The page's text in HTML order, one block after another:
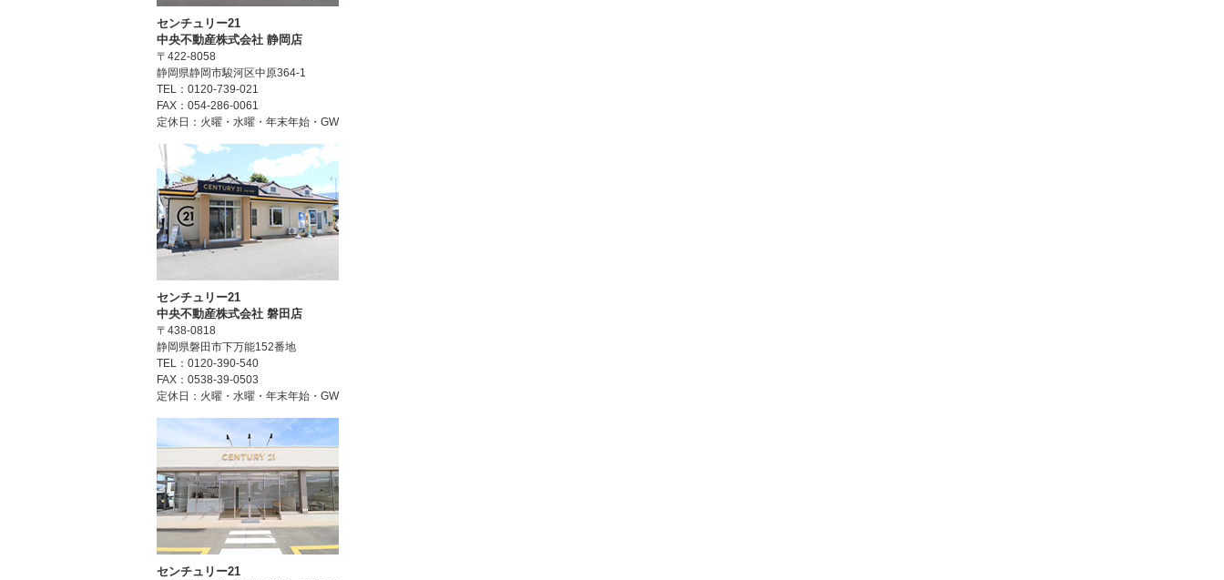
センチュリー21
中央不動産株式会社 静岡店
〒422-8058
静岡県静岡市駿河区中原364-1
TEL：0120-739-021
FAX：054-286-0061
定休日：火曜・水曜・年末年始・GW
センチュリー21
中央不動産株式会社 磐田店
〒438-0818
静岡県磐田市下万能152番地
TEL：0120-390-540
FAX：0538-39-0503
定休日：火曜・水曜・年末年始・GW
センチュリー21